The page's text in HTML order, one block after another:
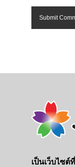
เป็นเว็บไซ